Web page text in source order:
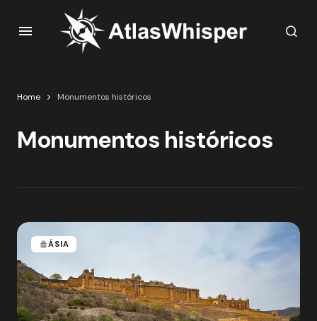
Home Monumentos históricos
Monumentos históricos
ÁSIA